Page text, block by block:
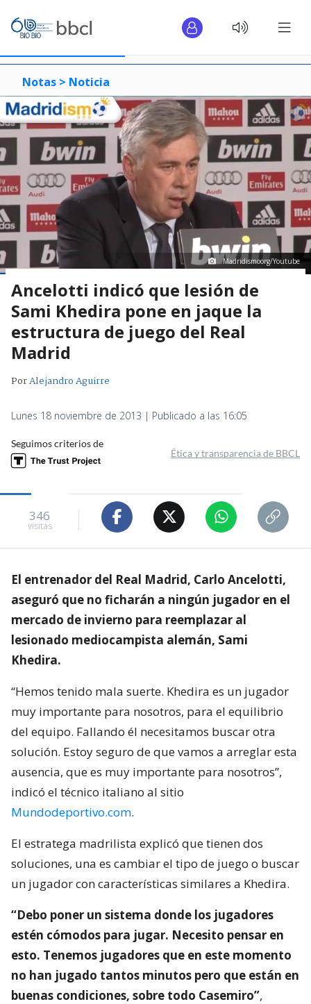
Notas > Noticia
Madridismoorg/Youtube
Ancelotti indicó que lesión de
Sami Khedira pone en jaque la
estructura de juego del Real
Madrid
PorAlejandro Aguirre
Lunes 18 noviembre de 2013 | Publicado a las 16:05
Seguimos criterios de
Ética y transparencia de BBCL
346
visitas
El entrenador del Real Madrid, Carlo Ancelotti,
aseguró que no ficharán a ningún jugador en el
mercado de invierno para reemplazar al
lesionado mediocampista alemán, Sami
Khedira.
“Hemos tenido mala suerte. Khedira es un jugador
muy importante para nosotros, para el equilibrio
del equipo. Fallando él necesitamos buscar otra
solución. Estoy seguro de que vamos a arreglar esta
ausencia, que es muy importante para nosotros”,
indicó el técnico italiano al sitio
Mundodeportivo.com.
El estratega madrilista explicó que tienen dos
soluciones, una es cambiar el tipo de juego o buscar
un jugador con características similares a Khedira.
“Debo poner un sistema donde los jugadores
estén cómodos para jugar. Necesito pensar en
esto. Tenemos jugadores que en este momento
no han jugado tantos minutos pero que están en
buenas condiciones, sobre todo Casemiro”,